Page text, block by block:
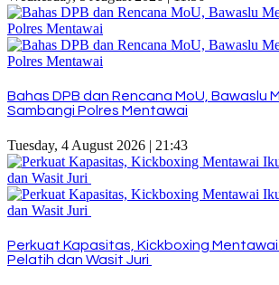
Bahas DPB dan Rencana MoU, Bawaslu
Sambangi Polres Mentawai
Tuesday, 4 August 2026 | 21:43
Perkuat Kapasitas, Kickboxing
Pelatih dan Wasit Juri